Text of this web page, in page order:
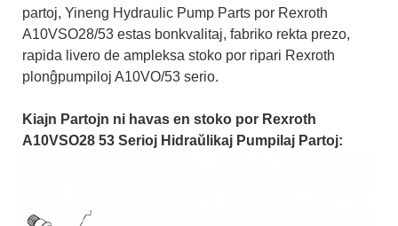
partoj, Yineng Hydraulic Pump Parts por Rexroth
A10VSO28/53 estas bonkvalitaj, fabriko rekta prezo,
rapida livero de ampleksa stoko por ripari Rexroth
plonĝpumpiloj A10VO/53 serio.
Kiajn Partojn ni havas en stoko por Rexroth
A10VSO28 53 Serioj Hidraŭlikaj Pumpilaj Partoj: